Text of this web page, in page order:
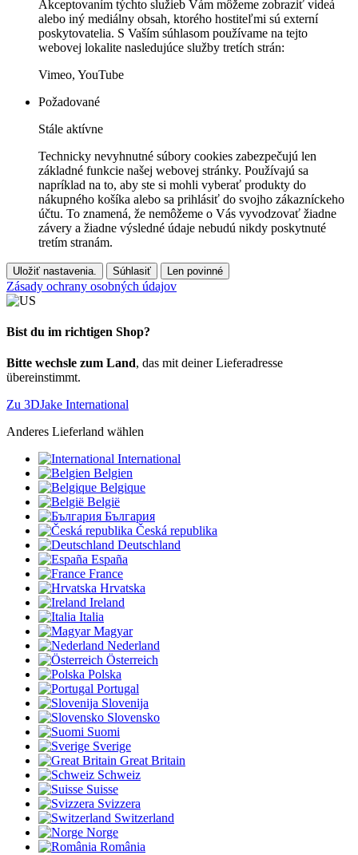
Akceptovaním týchto služieb Vám môžeme zobraziť videá
alebo iný mediálny obsah, ktorého hostiteľmi sú externí
poskytovatelia. S Vaším súhlasom používame na tejto
webovej lokalite nasledujúce služby tretích strán:
Vimeo, YouTube
Požadované
Stále aktívne
Technicky nevyhnutné súbory cookies zabezpečujú len
základné funkcie našej webovej stránky. Používajú sa
napríklad na to, aby ste si mohli vyberať produkty do
nákupného košíka alebo sa prihlásiť do svojho zákazníckeho
účtu. To znamená, že nemôžeme o Vás vyvodzovať žiadne
závery a žiadne výsledné údaje nebudú nikdy poskytnuté
tretím stranám.
Uložiť nastavenia. Súhlasiť Len povinné
Zásady ochrany osobných údajov
Bist du im richtigen Shop?
Bitte wechsle zum Land, das mit deiner Lieferadresse
übereinstimmt.
Zu 3DJake International
Anderes Lieferland wählen
International
Belgien
Belgique
België
България
Česká republika
Deutschland
España
France
Hrvatska
Ireland
Italia
Magyar
Nederland
Österreich
Polska
Portugal
Slovenija
Slovensko
Suomi
Sverige
Great Britain
Schweiz
Suisse
Svizzera
Switzerland
Norge
România